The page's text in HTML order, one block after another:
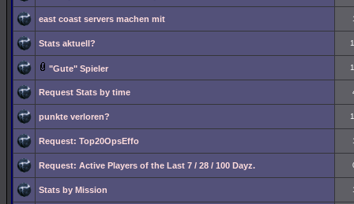
east coast servers machen mit
Stats aktuell?
"Gute" Spieler
Request Stats by time
punkte verloren?
Request: Top20OpsEffo
Request: Active Players of the Last 7 / 28 / 100 Dayz.
Stats by Mission